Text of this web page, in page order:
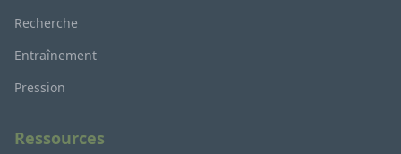
Recherche
Entraînement
Pression
Ressources